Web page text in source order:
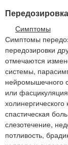
Передозировка
Симптомы
Симптомы
передозировки
отмечаются
системы,
нейромышечного
или
спастическая
слезотечение,
потливость,